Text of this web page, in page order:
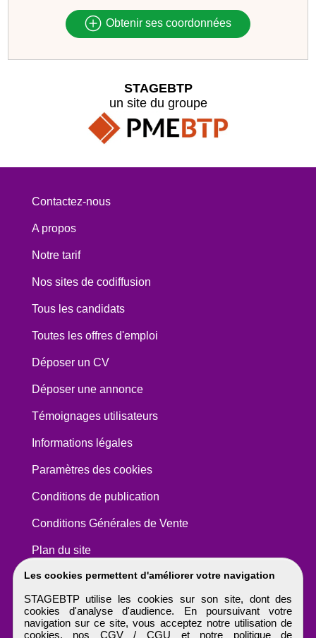
Obtenir ses coordonnées
Les cookies permettent d'améliorer votre navigation
STAGEBTP utilise les cookies sur son site, dont des
cookies d'analyse d'audience. En poursuivant votre
navigation sur ce site, vous acceptez notre utilisation de
cookies, nos CGV / CGU et notre politique de
STAGEBTP
un site du groupe
Contactez-nous
A propos
Notre tarif
Nos sites de codiffusion
Tous les candidats
Toutes les offres d'emploi
Déposer un CV
Déposer une annonce
Témoignages utilisateurs
Informations légales
Paramètres des cookies
Conditions de publication
Conditions Générales de Vente
Plan du site